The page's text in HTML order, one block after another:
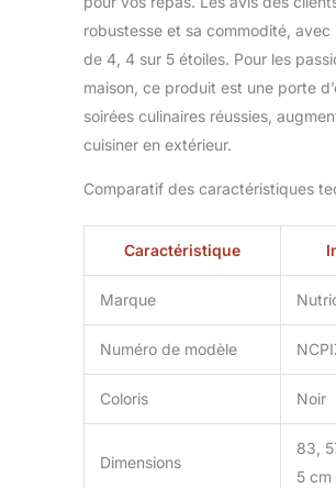
tuyau,
vous
pour
fois à
l'extérieur
effort :
léger.
rend la
plein air
robustesse et sa commodité, avec
de 4, 4 sur 5 étoiles. Pour les
maison, ce produit est une porte
soirées culinaires réussies,
cuisiner en extérieur.
Comparatif des caractéristiques
Caractéristique
Marque
Numéro de modèle
Coloris Noir
Dimensions
83,
5 cm